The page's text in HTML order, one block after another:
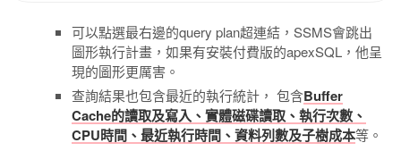
可以點選最右邊的query plan超連結，SSMS會跳出
圖形執行計畫，如果有安裝付費版的apexSQL，他呈
現的圖形更厲害。
查詢結果也包含最近的執行統計， 包含Buffer
Cache的讀取及寫入、實體磁碟讀取、執行次數、
CPU時間、最近執行時間、資料列數及子樹成本等。